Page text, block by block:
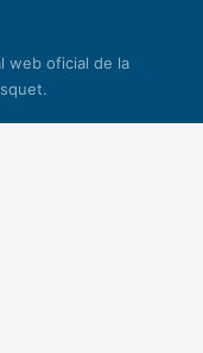
web oficial de la